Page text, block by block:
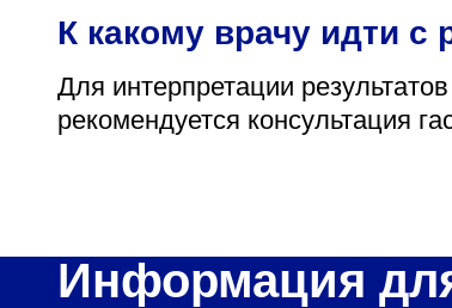
К какому врачу идти с
Для интерпретации
рекомендуется консультация
Информация